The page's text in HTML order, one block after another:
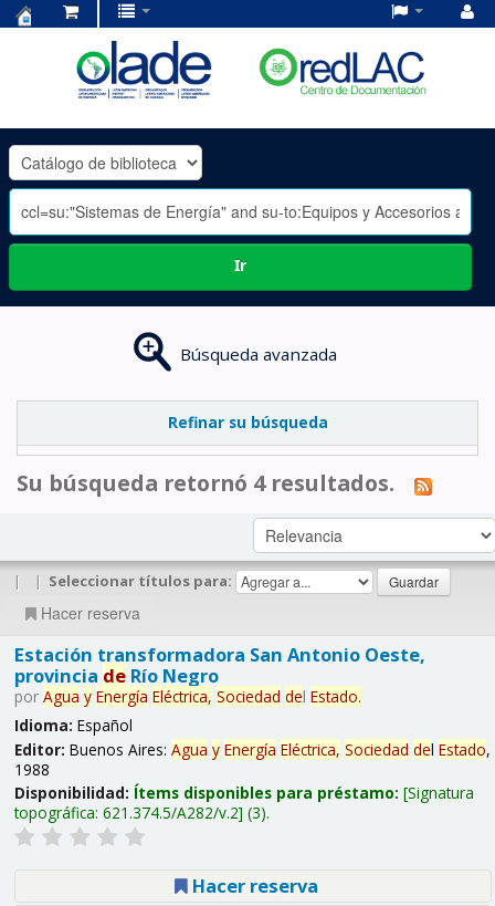
OLADE
-
Ir
Búsqueda avanzada
Refinar su búsqueda
Su búsqueda retornó 4 resultados.
| | Seleccionar títulos para:
Hacer reserva
Estación transformadora San Antonio Oeste,
provincia deRío Negro
por Agua y Energía Eléctrica, Sociedad del Estado.
Idioma: Español
Editor: Buenos Aires: Agua y Energía Eléctrica, Sociedad del Estado,
1988
Disponibilidad: Ítems disponibles para préstamo: Signatura
topográfica: 621.374.5/A282/v.2 (3).
Hacer reserva